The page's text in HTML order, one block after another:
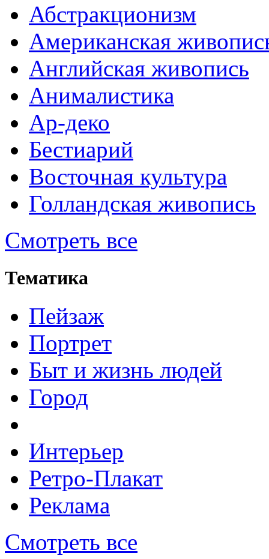
Абстракционизм
Американская
Английская живопись
Анималистика
Ар-деко
Бестиарий
Восточная культура
Голландская живопись
Смотреть все
Тематика
Пейзаж
Портрет
Быт и жизнь людей
Город
Интерьер
Ретро-Плакат
Реклама
Смотреть все